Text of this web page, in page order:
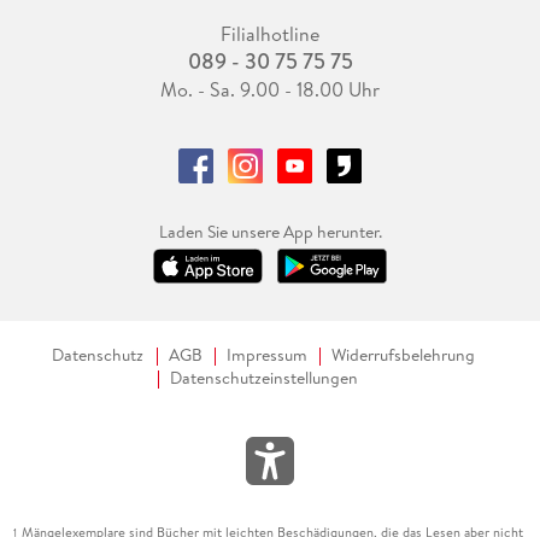
Filialhotline
089 - 30 75 75 75
Mo. - Sa. 9.00 - 18.00 Uhr
Laden Sie unsere App herunter.
Datenschutz AGB Impressum
Widerrufsbelehrung
Datenschutzeinstellungen
1 Mängelexemplare sind Bücher mit leichten Beschädigungen, die das Lesen aber nicht